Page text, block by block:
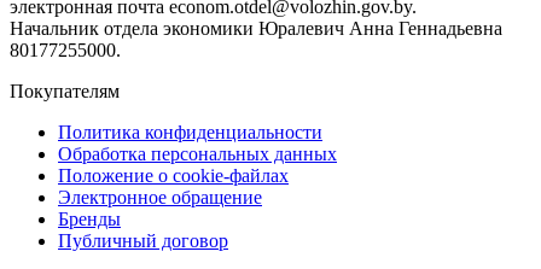
электронная почта econom.otdel@volozhin.gov.by.
Начальник отдела экономики Юралевич Анна Геннадьевна
80177255000.
Покупателям
Политика конфиденциальности
Обработка персональных данных
Положение о cookie-файлах
Электронное обращение
Бренды
Публичный договор